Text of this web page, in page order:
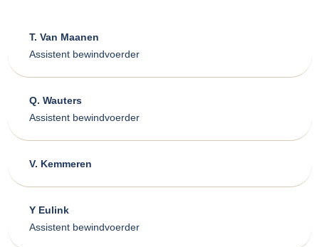
T. Van Maanen
Assistent bewindvoerder
Q. Wauters
Assistent bewindvoerder
V. Kemmeren
Y Eulink
Assistent bewindvoerder